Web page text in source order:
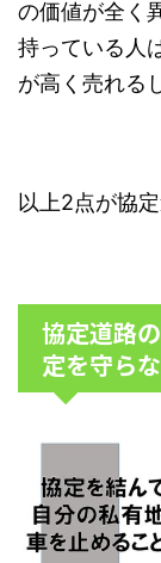
の価値が全く
持っている人
が高く売れる
以上2点が協
協定道路
定を守ら